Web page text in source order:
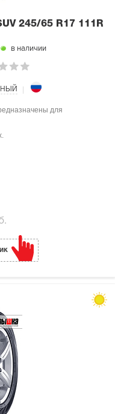
245/65 R17 111R
в наличии
для